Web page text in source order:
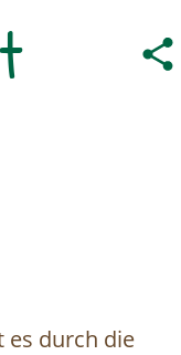
es durch die